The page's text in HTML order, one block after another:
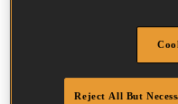
3655
Reject All But